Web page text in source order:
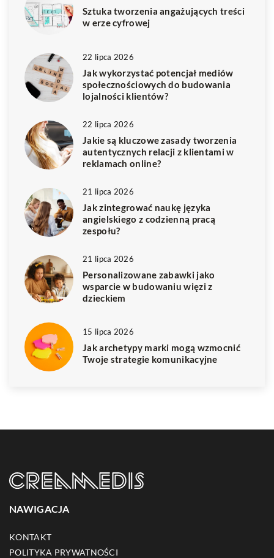
Sztuka tworzenia angażujących treści
w erze cyfrowej
22 lipca 2026
Jak wykorzystać potencjał mediów
społecznościowych do budowania
lojalności klientów?
22 lipca 2026
Jakie są kluczowe zasady tworzenia
autentycznych relacji z klientami w
reklamach online?
21 lipca 2026
Jak zintegrować naukę języka
angielskiego z codzienną pracą
zespołu?
21 lipca 2026
Personalizowane zabawki jako
wsparcie w budowaniu więzi z
dzieckiem
15 lipca 2026
Jak archetypy marki mogą wzmocnić
Twoje strategie komunikacyjne
NAWIGACJA
KONTAKT
POLITYKA PRYWATNOŚCI